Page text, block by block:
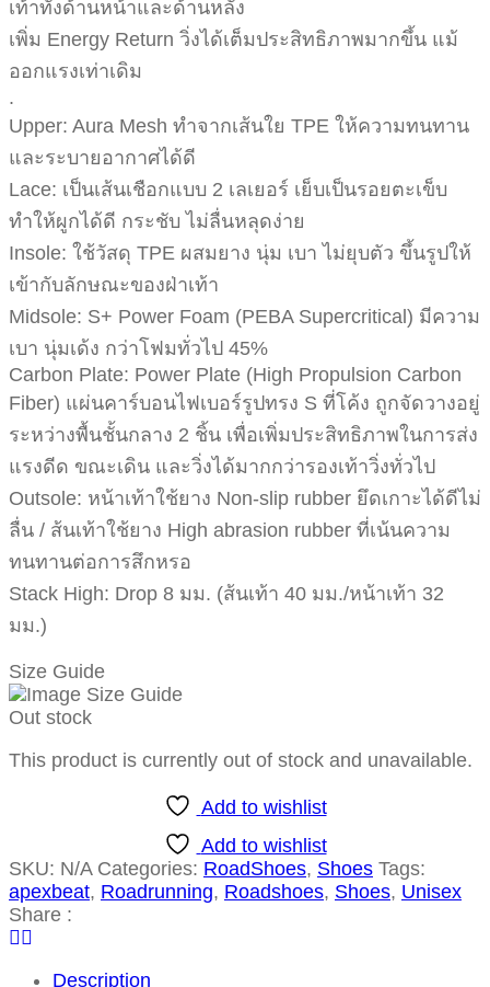
เท้าทั้งด้านหน้าและด้านหลัง
เพิ่ม Energy Return วิ่งได้เต็มประสิทธิภาพมากขึ้น แม้
ออกแรงเท่าเดิม
.
Upper: Aura Mesh ทำจากเส้นใย TPE ให้ความทนทาน
และระบายอากาศได้ดี
Lace: เป็นเส้นเชือกแบบ 2 เลเยอร์ เย็บเป็นรอยตะเข็บ
ทำให้ผูกได้ดี กระชับ ไม่ลื่นหลุดง่าย
Insole: ใช้วัสดุ TPE ผสมยาง นุ่ม เบา ไม่ยุบตัว ขึ้นรูปให้
เข้ากับลักษณะของฝ่าเท้า
Midsole: S+ Power Foam (PEBA Supercritical) มีความ
เบา นุ่มเด้ง กว่าโฟมทั่วไป 45%
Carbon Plate: Power Plate (High Propulsion Carbon
Fiber) แผ่นคาร์บอนไฟเบอร์รูปทรง S ที่โค้ง ถูกจัดวางอยู่
ระหว่างพื้นชั้นกลาง 2 ชิ้น เพื่อเพิ่มประสิทธิภาพในการส่ง
แรงดีด ขณะเดิน และวิ่งได้มากกว่ารองเท้าวิ่งทั่วไป
Outsole: หน้าเท้าใช้ยาง Non-slip rubber ยึดเกาะได้ดีไม่
ลื่น / ส้นเท้าใช้ยาง High abrasion rubber ที่เน้นความ
ทนทานต่อการสึกหรอ
Stack High: Drop 8 มม. (ส้นเท้า 40 มม./หน้าเท้า 32
มม.)
Size Guide
Out stock
This product is currently out of stock and unavailable.
Add to wishlist
Add to wishlist
SKU: N/A Categories: RoadShoes, Shoes Tags:
apexbeat, Roadrunning, Roadshoes, Shoes, Unisex
Share :
Description